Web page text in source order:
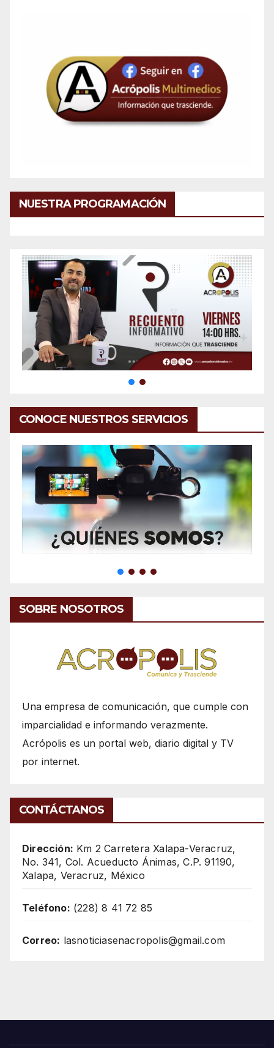
NUESTRA PROGRAMACIÓN
CONOCE NUESTROS SERVICIOS
SOBRE NOSOTROS
Una empresa de comunicación, que cumple con
imparcialidad e informando verazmente.
Acrópolis es un portal web, diario digital y TV
por internet.
CONTÁCTANOS
Dirección: Km 2 Carretera Xalapa-Veracruz,
No. 341, Col. Acueducto Ánimas, C.P. 91190,
Xalapa, Veracruz, México
Teléfono: (228) 8 41 72 85
Correo: lasnoticiasenacropolis@gmail.com